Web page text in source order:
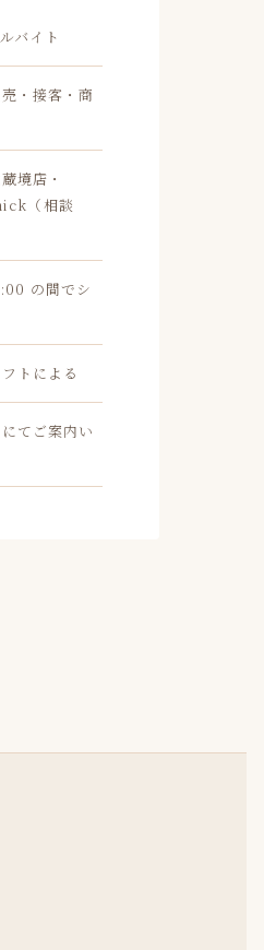
バイト
・接客・商
境店・
（相談
の間でシ
トによる
てご案内い